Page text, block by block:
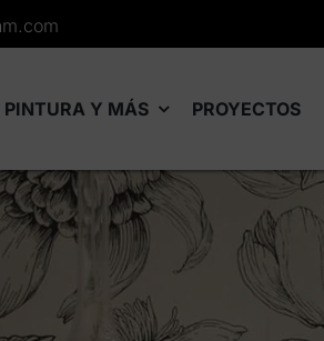
PINTURA Y MÁS PROYECTOS